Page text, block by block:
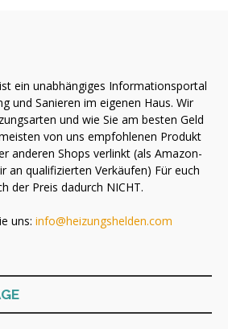
ein unabhängiges Informationsportal
und Sanieren im eigenen Haus. Wir
und wie Sie am besten Geld
von uns empfohlenen Produkt
anderen Shops verlinkt (als Amazon-
an qualifizierten Verkäufen) Für euch
der Preis dadurch NICHT.
uns: info@heizungshelden.com